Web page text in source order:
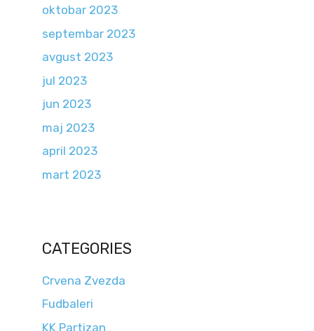
oktobar 2023
septembar 2023
avgust 2023
jul 2023
jun 2023
maj 2023
april 2023
mart 2023
CATEGORIES
Crvena Zvezda
Fudbaleri
KK Partizan